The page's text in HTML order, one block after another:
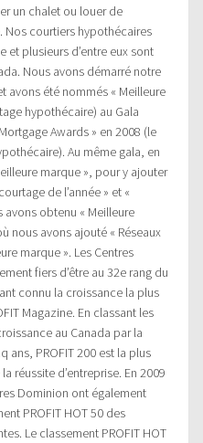
un chalet ou louer de
Nos courtiers hypothécaires
et plusieurs d’entre eux sont
Nous avons démarré notre
avons été nommés « Meilleure
hypothécaire) au Gala
Awards » en 2008 (le
Au même gala, en
marque », pour y ajouter
de l’année » et «
avons obtenu « Meilleure
nous avons ajouté « Réseaux
marque ». Les Centres
fiers d’être au 32e rang du
connu la croissance la plus
Magazine. En classant les
au Canada par la
ans, PROFIT 200 est la plus
réussite d’entreprise. En 2009
Dominion ont également
PROFIT HOT 50 des
Le classement PROFIT HOT